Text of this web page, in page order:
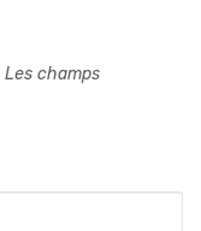
Les champs